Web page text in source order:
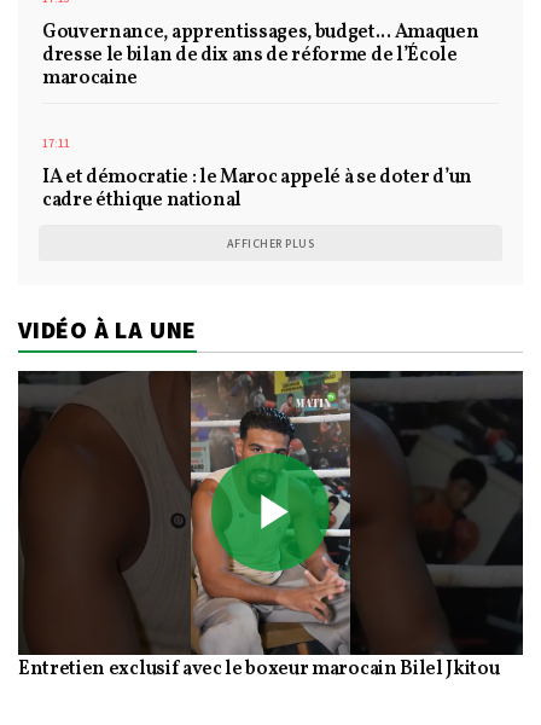
Gouvernance, apprentissages, budget... Amaquen
dresse le bilan de dix ans de réforme de l’École
marocaine
17:11
IA et démocratie : le Maroc appelé à se doter d’un
cadre éthique national
AFFICHER PLUS
VIDÉO À LA UNE
Play
Video
Entretien exclusif avec le boxeur marocain Bilel Jkitou